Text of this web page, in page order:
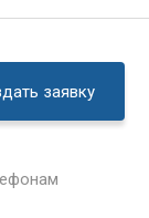
заявку